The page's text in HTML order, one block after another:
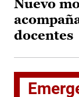
Nuevo
docentes